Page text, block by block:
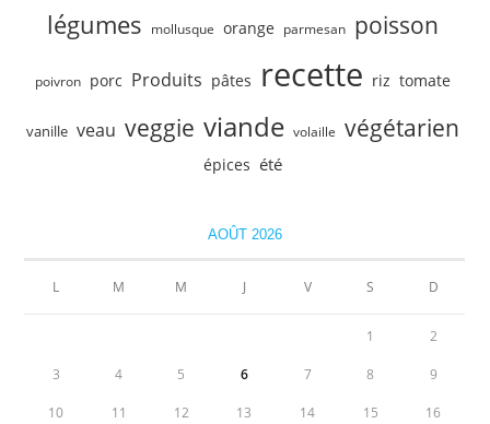
légumes mollusque orange parmesan poisson
poivron porc Produits pâtes recette riz tomate
vanille veau veggie viande volaille végétarien
épices été
AOÛT 2026
L M M J V S D
1 2
3 4 5 6 7 8 9
10 11 12 13 14 15 16